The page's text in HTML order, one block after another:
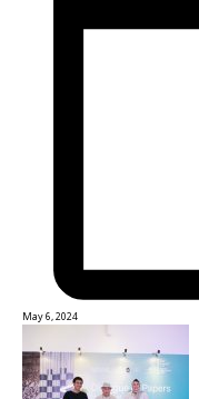
May 6, 2024